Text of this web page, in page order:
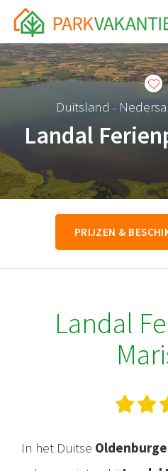
Duitsland –
Landal
PRIJZEN &
Landal
In het Duitse